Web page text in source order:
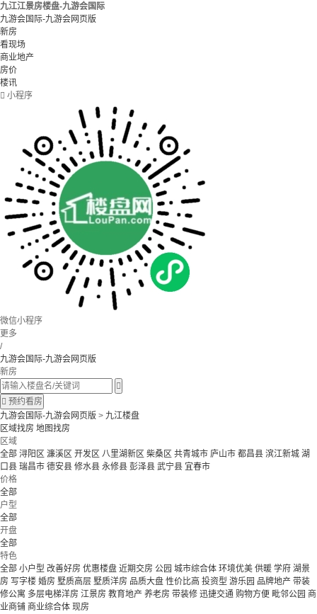
九江江景房楼盘-九游会国际
九游会国际-九游会网页版
新房
看现场
商业地产
房价
楼讯
 小程序
微信小程序
更多
/
九游会国际-九游会网页版
新房

 预约看房
九游会国际-九游会网页版 > 九江楼盘
区域找房 地图找房
区域
全部 浔阳区 濂溪区 开发区 八里湖新区 柴桑区 共青城市 庐山市 都昌县 滨江新城 湖
口县 瑞昌市 德安县 修水县 永修县 彭泽县 武宁县 宜春市
价格
全部
户型
全部
开盘
全部
特色
全部 小户型 改善好房 优惠楼盘 近期交房 公园 城市综合体 环境优美 供暖 学府 湖景
房 写字楼 婚房 墅质高层 墅质洋房 品质大盘 性价比高 投资型 游乐园 品牌地产 带装
修公寓 多层电梯洋房 江景房 教育地产 养老房 带装修 迅捷交通 购物方便 毗邻公园 商
业商铺 商业综合体 现房